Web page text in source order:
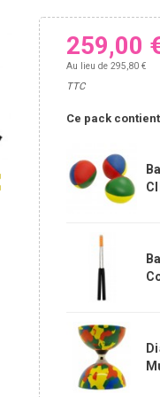
259,00
Au lieu de 295,80 €
TTC
Ce pack contient